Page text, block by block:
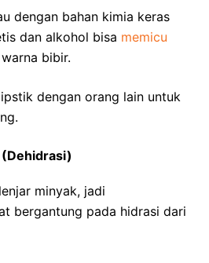
dengan bahan kimia keras
dan alkohol bisa memicu
bibir.
dengan orang lain untuk
minyak, jadi
bergantung pada hidrasi dari